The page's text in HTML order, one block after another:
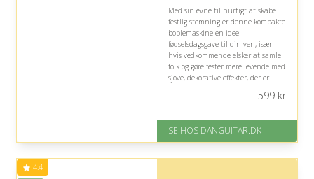
Med sin evne til hurtigt at skabe
festlig stemning er denne kompakte
boblemaskine en ideel
fødselsdagsgave til din ven, især
hvis vedkommende elsker at samle
folk og gøre fester mere levende med
sjove, dekorative effekter, der er
Fremragende Trustpilot rating
599kr
SE HOS DANGUITAR.DK
4.4